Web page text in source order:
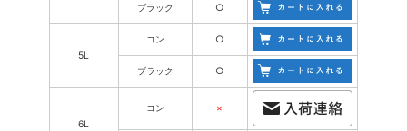
ブラック ○
5L
コン ○
ブラック ○
6L
コン ×